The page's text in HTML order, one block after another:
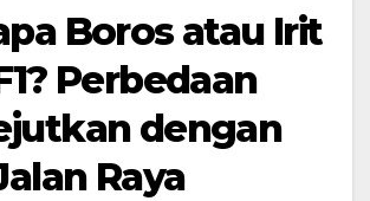
Boros atau Irit
Perbedaan
dengan
Raya